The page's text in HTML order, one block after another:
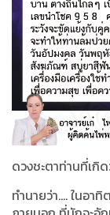
ดวงชะตาท่านที่เกิ
ทำนายว่า.... ในอา